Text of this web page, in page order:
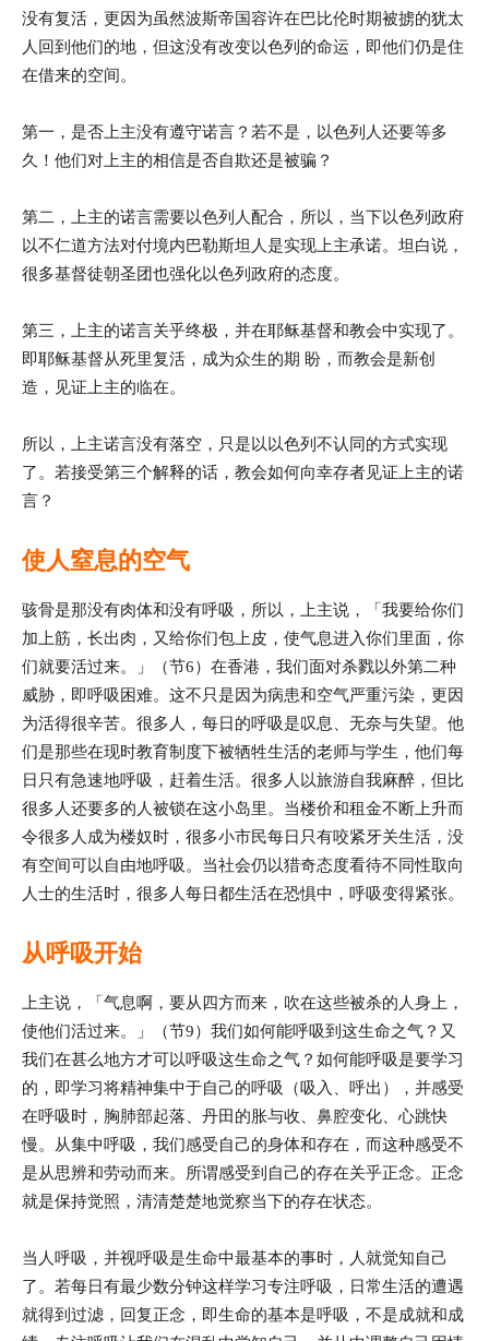
没有复活，更因为虽然波斯帝国容许在巴比伦时期被掳的犹太
人回到他们的地，但这没有改变以色列的命运，即他们仍是住
在借来的空间。
第一，是否上主没有遵守诺言？若不是，以色列人还要等多
久！他们对上主的相信是否自欺还是被骗？
第二，上主的诺言需要以色列人配合，所以，当下以色列政府
以不仁道方法对付境内巴勒斯坦人是实现上主承诺。坦白说，
很多基督徒朝圣团也强化以色列政府的态度。
第三，上主的诺言关乎终极，并在耶稣基督和教会中实现了。
即耶稣基督从死里复活，成为众生的期 盼，而教会是新创
造，见证上主的临在。
所以，上主诺言没有落空，只是以以色列不认同的方式实现
了。若接受第三个解释的话，教会如何向幸存者见证上主的诺
言？
使人窒息的空气
骇骨是那没有肉体和没有呼吸，所以，上主说，「我要给你们
加上筋，长出肉，又给你们包上皮，使气息进入你们里面，你
们就要活过来。」（节6）在香港，我们面对杀戮以外第二种
威胁，即呼吸困难。这不只是因为病患和空气严重污染，更因
为活得很辛苦。很多人，每日的呼吸是叹息、无奈与失望。他
们是那些在现时教育制度下被牺牲生活的老师与学生，他们每
日只有急速地呼吸，赶着生活。很多人以旅游自我麻醉，但比
很多人还要多的人被锁在这小岛里。当楼价和租金不断上升而
令很多人成为楼奴时，很多小市民每日只有咬紧牙关生活，没
有空间可以自由地呼吸。当社会仍以猎奇态度看待不同性取向
人士的生活时，很多人每日都生活在恐惧中，呼吸变得紧张。
从呼吸开始
上主说，「气息啊，要从四方而来，吹在这些被杀的人身上，
使他们活过来。」（节9）我们如何能呼吸到这生命之气？又
我们在甚么地方才可以呼吸这生命之气？如何能呼吸是要学习
的，即学习将精神集中于自己的呼吸（吸入、呼出），并感受
在呼吸时，胸肺部起落、丹田的胀与收、鼻腔变化、心跳快
慢。从集中呼吸，我们感受自己的身体和存在，而这种感受不
是从思辨和劳动而来。所谓感受到自己的存在关乎正念。正念
就是保持觉照，清清楚楚地觉察当下的存在状态。
当人呼吸，并视呼吸是生命中最基本的事时，人就觉知自己
了。若每日有最少数分钟这样学习专注呼吸，日常生活的遭遇
就得到过滤，回复正念，即生命的基本是呼吸，不是成就和成